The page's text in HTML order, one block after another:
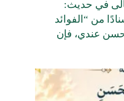
في حديث:
من “الفوائد
حسن عندي، فإن